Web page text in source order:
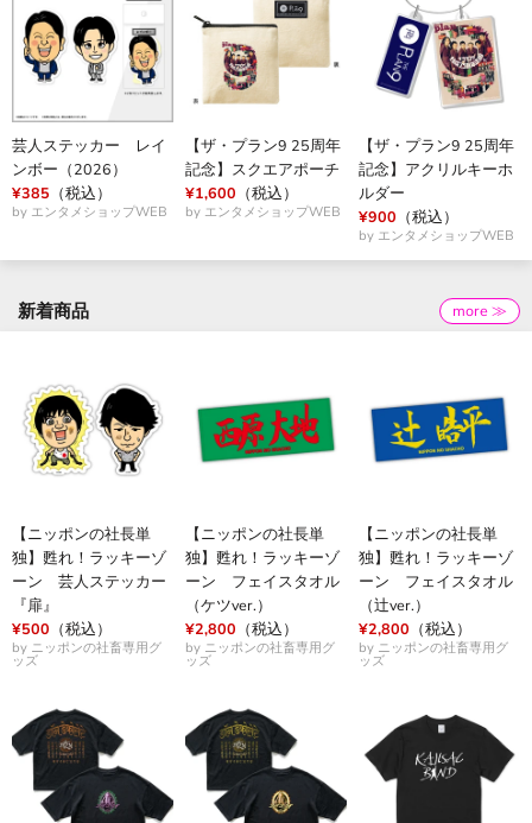
芸人ステッカー レイ
ンボー（2026）
¥385 （税込）
by エンタメショップWEB
【ザ・プラン9 25周年
記念】スクエアポーチ
¥1,600 （税込）
by エンタメショップWEB
【ザ・プラン9 25周年
記念】アクリルキーホ
ルダー
¥900 （税込）
by エンタメショップWEB
新着商品 more ≫
【ニッポンの社長単
独】甦れ！ラッキーゾ
ーン 芸人ステッカー
『扉』
¥500 （税込）
by ニッポンの社畜専用グ
ッズ
【ニッポンの社長単
独】甦れ！ラッキーゾ
ーン フェイスタオル
（ケツver.）
¥2,800 （税込）
by ニッポンの社畜専用グ
ッズ
【ニッポンの社長単
独】甦れ！ラッキーゾ
ーン フェイスタオル
（辻ver.）
¥2,800 （税込）
by ニッポンの社畜専用グ
ッズ